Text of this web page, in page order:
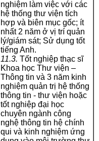
nghiệm làm việc với các
hệ thống thư viện tích
hợp và biên mục gốc; ít
nhất 2 năm ở vị trí quản
lý/giám sát; Sử dụng tốt
tiếng Anh.
11.3. Tốt nghiệp thạc sĩ
Khoa học Thư viện –
Thông tin và 3 năm kinh
nghiệm quản trị hệ thống
thông tin - thư viện hoặc
tốt nghiệp đại học
chuyên ngành công
nghệ thông tin hệ chính
qui và kinh nghiệm ứng